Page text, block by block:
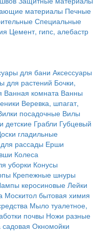
материалы Печные
Специальные
Цемент, гипс, алебастр
для бани Аксессуары
для растений Бочки,
Ванная комната Ванны
Веревка, шпагат,
посадочные Вилы
детские Грабли Губцевый
гладильные
рассады Ерши
Колеса
уборки Конусы
Крепежные шнуры
керосиновые Лейки
Москитол бытовая химия
Мыло туалетное,
почвы Ножи разные
Окномойки